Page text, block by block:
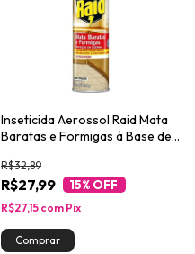
Inseticida Aerossol Raid Mata
Baratas e Formigas à Base de
Econômica
R$27,99
R$32,89
15% OFF
R$27,15 com Pix